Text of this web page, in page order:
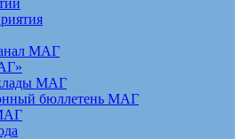
МАГ
МАГ
бюллетень МАГ